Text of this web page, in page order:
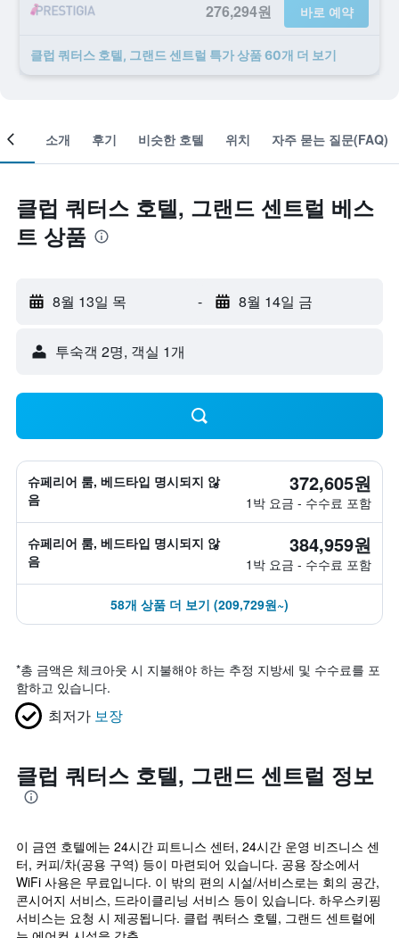
276,294원 바로 예약
클럽 쿼터스 호텔, 그랜드 센트럴 ​특가 ​상품 60개 ​더 ​보기
객실 소개 후기 비슷한 호텔 위치 자주 묻는 질문(FAQ)
클럽 쿼터스 호텔, 그랜드 센트럴 베스
트 상품
8월 13일 목 - 8월 14일 금
​투숙객 2​명, ​객실 1개
슈페리어 룸, 베드타입 명시되지 않
음
372,605원
1박 요금 - 수수료 포함
슈페리어 룸, 베드타입 명시되지 않
음
384,959원
1박 요금 - 수수료 포함
58개 상품 더 보기 (209,729원~)
*총 금액은 체크아웃 시 지불해야 하는 추정 지방세 및 수수료를 포
함하고 있습니다.
최저가 보장
클럽 쿼터스 호텔, 그랜드 센트럴 정보
이 금연 호텔에는 24시간 피트니스 센터, 24시간 운영 비즈니스 센
터, 커피/차(공용 구역) 등이 마련되어 있습니다. 공용 장소에서
WiFi 사용은 무료입니다. 이 밖의 편의 시설/서비스로는 회의 공간,
콘시어지 서비스, 드라이클리닝 서비스 등이 있습니다. 하우스키핑
서비스는 요청 시 제공됩니다. 클럽 쿼터스 호텔, 그랜드 센트럴에